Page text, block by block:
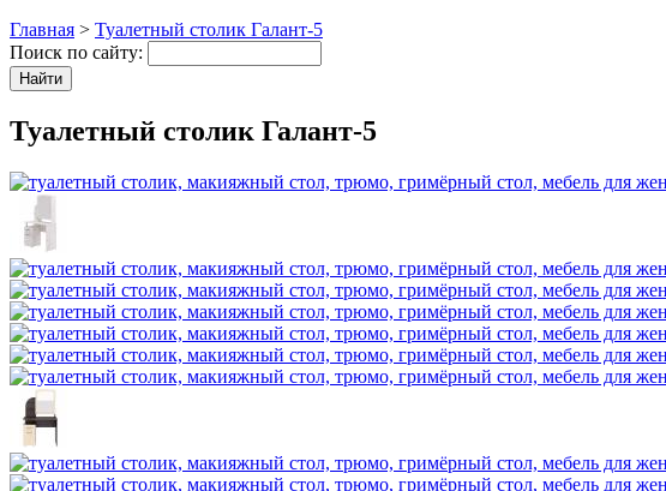
Главная > Туалетный столик Галант-5
Поиск по сайту:
Туалетный столик Галант-5